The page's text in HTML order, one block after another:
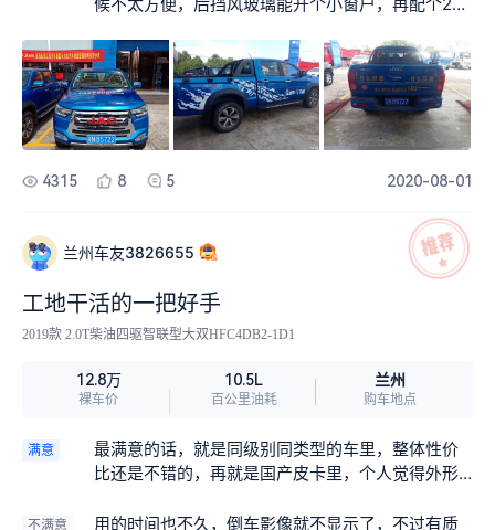
两回，服务还是可以滴，就是收钱时能不能不要那
样急，其他的没什么。 【有车生活】 【吐槽】null
雨天行车涉水出行：这车涉水能力还是挺强的，别
人不能过的，我能过。我能过的，别人还是不敢
过，哈哈，关键是我底盘高！
友到金寨霍山那边玩玩短途自驾游还是马丁公路穿
越根本不在话下。
候不太方便，后挡风玻璃能开个小窗户，再配个220
方向去4s店检查说没事，正常开。不知道是不是我
平时上车时都喜欢拽一把方向盘弄的。
4315 8 5 2020-08-01
兰州车友3826655
工地干活的一把好手
2019款 2.0T柴油四驱智联型大双HFC4DB2-1D1
12.8万
裸车价
10.5L
百公里油耗
兰州
购车地点
满意
最满意的话，就是同级别同类型的车里，整体性价
比还是不错的，再就是国产皮卡里，个人觉得外形
了，看着像个大包子，再就是优惠给的还可以，长
不满意
用的时间也不久，倒车影像就不显示了，不过有质